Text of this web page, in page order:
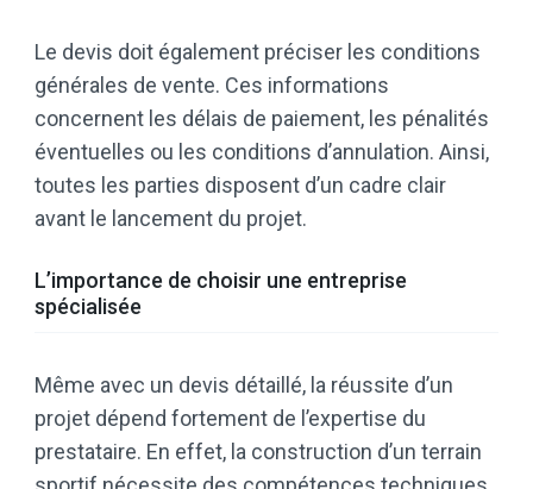
Le devis doit également préciser les conditions
générales de vente. Ces informations
concernent les délais de paiement, les pénalités
éventuelles ou les conditions d’annulation. Ainsi,
toutes les parties disposent d’un cadre clair
avant le lancement du projet.
L’importance de choisir une entreprise
spécialisée
Même avec un devis détaillé, la réussite d’un
projet dépend fortement de l’expertise du
prestataire. En effet, la construction d’un terrain